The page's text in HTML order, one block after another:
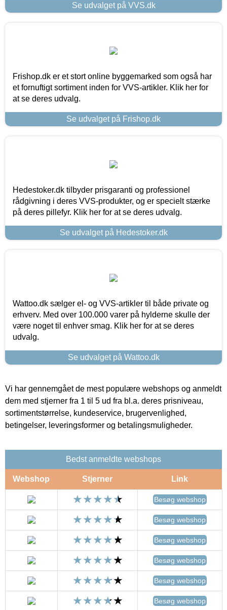
Se udvalget på VVS.dk
Frishop.dk er et stort online byggemarked som også har
et fornuftigt sortiment inden for VVS-artikler. Klik her for
at se deres udvalg.
Se udvalget på Frishop.dk
Hedestoker.dk tilbyder prisgaranti og professionel
rådgivning i deres VVS-produkter, og er specielt stærke
på deres pillefyr. Klik her for at se deres udvalg.
Se udvalget på Hedestoker.dk
Wattoo.dk sælger el- og VVS-artikler til både private og
erhverv. Med over 100.000 varer på hylderne skulle der
være noget til enhver smag. Klik her for at se deres
udvalg.
Se udvalget på Wattoo.dk
Vi har gennemgået de mest populære webshops og anmeldt
dem med stjerner fra 1 til 5 ud fra bl.a. deres prisniveau,
sortimentstørrelse, kundeservice, brugervenlighed,
betingelser, leveringsformer og betalingsmuligheder.
Bedst anmeldte webshops
Webshop Stjerner Link
Besøg webshop
Besøg webshop
Besøg webshop
Besøg webshop
Besøg webshop
Besøg webshop